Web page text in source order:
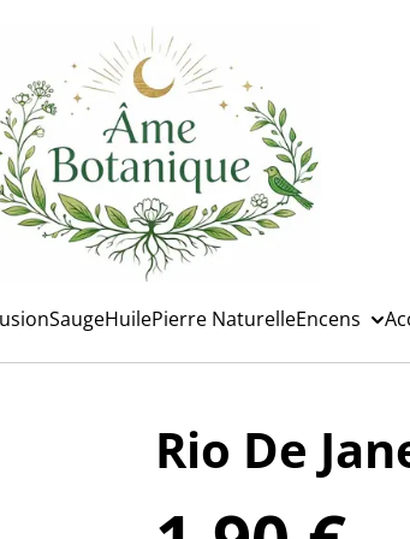
SaugeHuilePierre NaturelleEncens
Rio De